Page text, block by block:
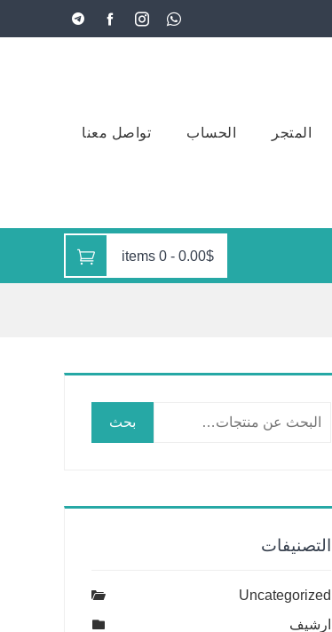
المتجر الحساب تواصل معنا
0.00$
-
0 items
بحث
التصنيفات
Uncategorized
ارشيف